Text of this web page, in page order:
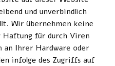
und unverbindlich
Wir übernehmen keine
für durch Viren
an Ihrer Hardware oder
infolge des Zugriffs auf